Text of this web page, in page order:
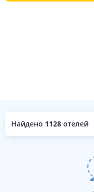
Найдено 1128 отелей